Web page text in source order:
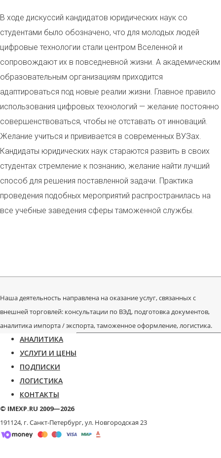
В ходе дискуссий кандидатов юридических наук со
студентами было обозначено, что для молодых людей
цифровые технологии стали центром Вселенной и
сопровождают их в повседневной жизни. А академическим
образовательным организациям приходится
адаптироваться под новые реалии жизни. Главное правило
использования цифровых технологий — желание постоянно
совершенствоваться, чтобы не отставать от инноваций.
Желание учиться и прививается в современных ВУЗах.
Кандидаты юридических наук стараются развить в своих
студентах стремление к познанию, желание найти лучший
способ для решения поставленной задачи. Практика
проведения подобных мероприятий распространилась на
все учебные заведения сферы таможенной службы.
Наша деятельность направлена на оказание услуг, связанных с
внешней торговлей: консультации по ВЭД, подготовка документов,
аналитика импорта / экспорта, таможенное оформление, логистика.
АНАЛИТИКА
УСЛУГИ И ЦЕНЫ
ПОДПИСКИ
ЛОГИСТИКА
КОНТАКТЫ
© IMEXP.RU 2009—2026
191124, г. Санкт-Петербург,ул. Новгородская 23